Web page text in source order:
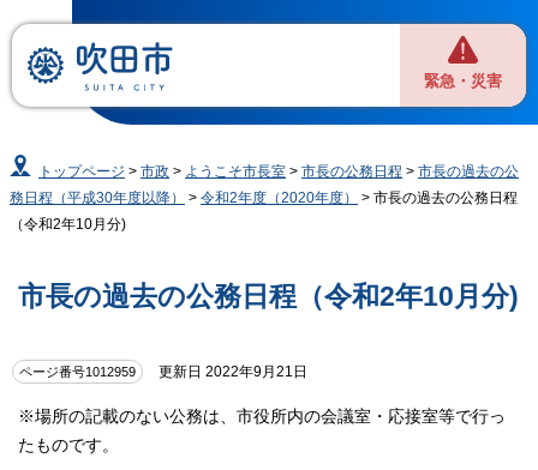
緊急・災害
トップページ >市政 > ようこそ市長室 >市長の公務日程 >市長の過去の公
務日程（平成30年度以降）
> 令和2年度（2020年度）
> 市長の過去の公務日程
（令和2年10月分)
市長の過去の公務日程（令和2年10月分)
ページ番号1012959 更新日 2022年9月21日
※場所の記載のない公務は、市役所内の会議室・応接室等で行っ
たものです。